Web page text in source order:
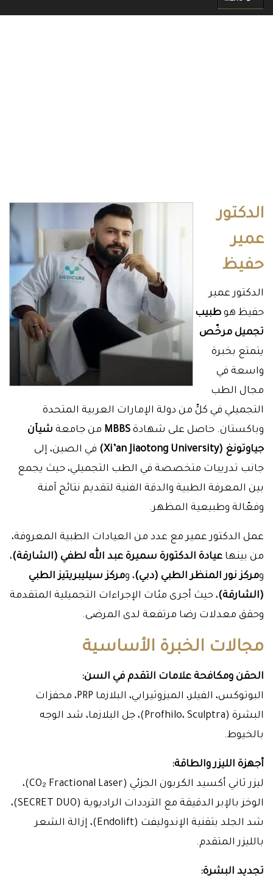
الدكتور
عمير
حفيظ
الدكتور عمير
حفيظ هو طبيب
تجميل مرخّص
يتمتع بخبرة
واسعة في
مجال الطب
التجميلي في كلٍّ من دولة الإمارات العربية المتحدة
وباكستان. حاصل على شهادة MBBS من جامعة شيآن
جياوتونغ (Xi’an Jiaotong University)
في الصين، إلى
جانب تدريبات متخصصة في الطب التجميلي، حيث يجمع
بين المعرفة الطبية والدقة الفنية لتقديم نتائج آمنة
وفعّالة وطبيعية المظهر.
عمل الدكتور عمير مع عدد من العيادات الطبية المعروفة،
من بينها عيادة الدكتورة سميرة عبد الله لطفي (الشارقة)،
ومركز نور المنظر الطبي (دبي)، ومركز سيليبريتيز الطبي
(الشارقة)، حيث أجرى مئات الإجراءات التجميلية المتقدمة
وحقق معدلات رضا مرتفعة لدى المرضى.
مجالات الخبرة الأساسية
الحقن ومكافحة علامات التقدم في السن:
البوتوكس، الفيلر، الميزوثيرابي، البلازما PRP، محفزات
البشرة (Profhilo، Sculptra)، جل البلازما، شد الوجه
بالخيوط.
أجهزة الليزر والطاقة:
ليزر ثاني أكسيد الكربون الجزئي (CO₂ Fractional Laser)،
الوخز بالإبر الدقيقة مع الترددات الراديوية (SECRET DUO)،
شد الجلد بتقنية الإندوليفت (Endolift)، إزالة الشعر
بالليزر المتقدم.
تجديد البشرة: